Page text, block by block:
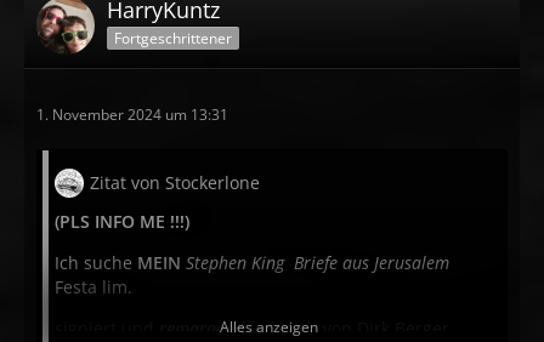
HarryKuntz
Fortgeschrittener
1. November 2024 um 13:31
Zitat von Stockerlone
(PLS INFO ME !!!)
Ich suche MEIN Stephen King Briefe aus Jerusalem
Festa lim.
remarquedfür mich von Dirk Berger.
Alles anzeigen